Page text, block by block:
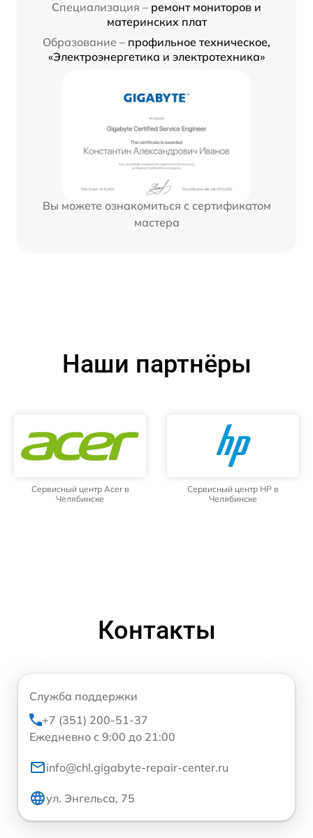
Специализация – ремонт мониторов и
материнских плат
Образование – профильное техническое,
«Электроэнергетика и электротехника»
Вы можете ознакомиться с сертификатом
мастера
Наши партнёры
Сервисный центр Acer в
Челябинске
Сервисный центр HP в
Челябинске
Контакты
Служба поддержки
+7 (351) 200-51-37
Ежедневно с 9:00 до 21:00
info@chl.gigabyte-repair-center.ru
ул. Энгельса, 75